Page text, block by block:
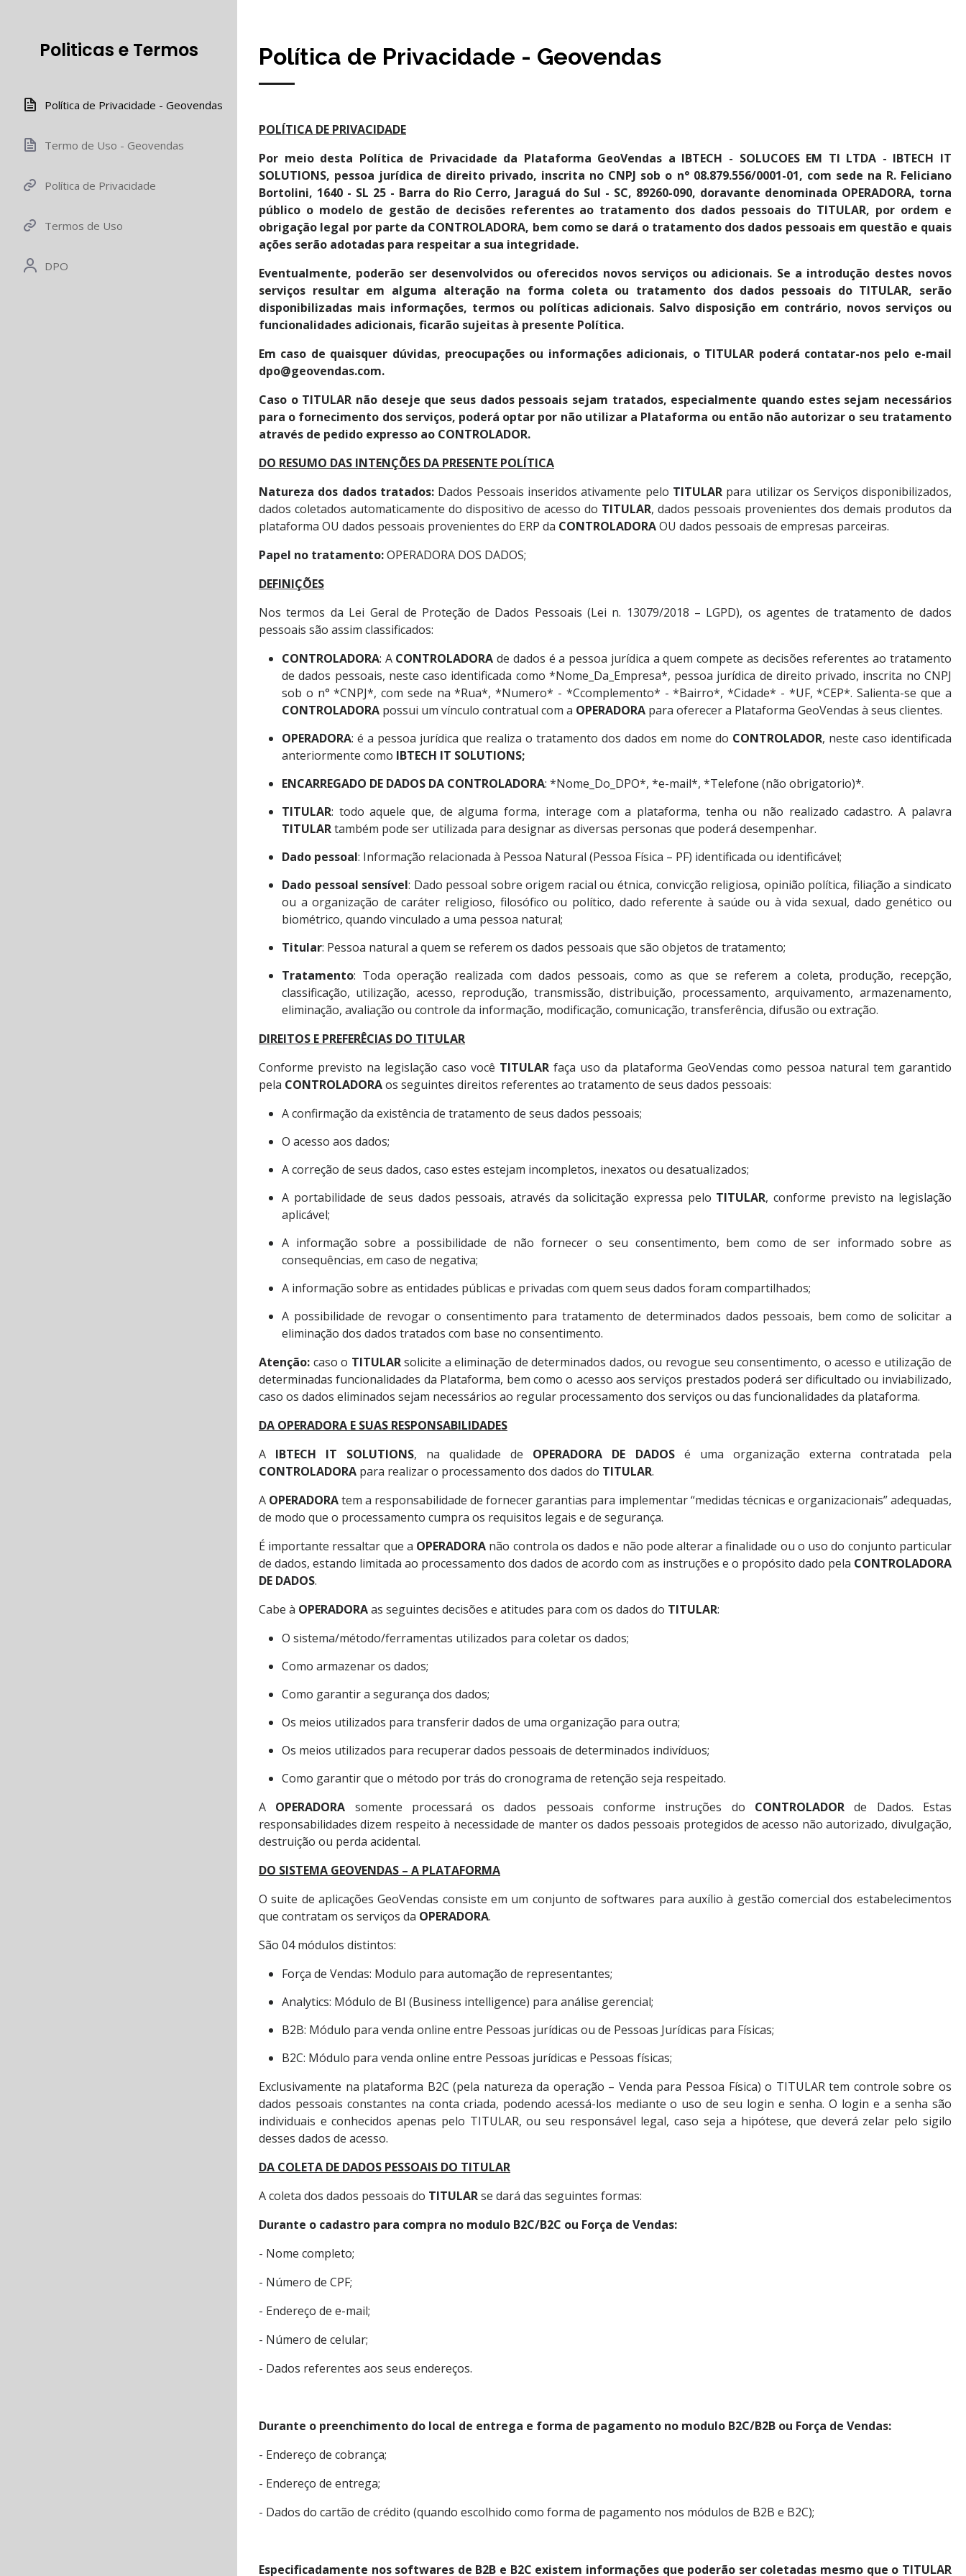
Politicas e Termos
Política de Privacidade - Geovendas
Termo de Uso - Geovendas
Política de Privacidade
Termos de Uso
DPO
Política de Privacidade - Geovendas
POLÍTICA DE PRIVACIDADE
Por meio desta Política de Privacidade da Plataforma GeoVendas a IBTECH - SOLUCOES EM TI LTDA - IBTECH IT
SOLUTIONS, pessoa jurídica de direito privado, inscrita no CNPJ sob o n° 08.879.556/0001-01, com sede na R. Feliciano
Bortolini, 1640 - SL 25 - Barra do Rio Cerro, Jaraguá do Sul - SC, 89260-090, doravante denominada OPERADORA, torna
público o modelo de gestão de decisões referentes ao tratamento dos dados pessoais do TITULAR, por ordem e
obrigação legal por parte da CONTROLADORA, bem como se dará o tratamento dos dados pessoais em questão e quais
ações serão adotadas para respeitar a sua integridade.
Eventualmente, poderão ser desenvolvidos ou oferecidos novos serviços ou adicionais. Se a introdução destes novos
serviços resultar em alguma alteração na forma coleta ou tratamento dos dados pessoais do TITULAR, serão
disponibilizadas mais informações, termos ou políticas adicionais. Salvo disposição em contrário, novos serviços ou
funcionalidades adicionais, ficarão sujeitas à presente Política.
Em caso de quaisquer dúvidas, preocupações ou informações adicionais, o TITULAR poderá contatar-nos pelo e-mail
dpo@geovendas.com.
Caso o TITULAR não deseje que seus dados pessoais sejam tratados, especialmente quando estes sejam necessários
para o fornecimento dos serviços, poderá optar por não utilizar a Plataforma ou então não autorizar o seu tratamento
através de pedido expresso ao CONTROLADOR.
DO RESUMO DAS INTENÇÕES DA PRESENTE POLÍTICA
Natureza dos dados tratados: Dados Pessoais inseridos ativamente pelo TITULAR para utilizar os Serviços disponibilizados,
dados coletados automaticamente do dispositivo de acesso do TITULAR, dados pessoais provenientes dos demais produtos da
plataforma OU dados pessoais provenientes do ERP da CONTROLADORAOU dados pessoais de empresas parceiras.
Papel no tratamento:OPERADORA DOS DADOS;
DEFINIÇÕES
Nos termos da Lei Geral de Proteção de Dados Pessoais (Lei n. 13079/2018 – LGPD), os agentes de tratamento de dados
pessoais são assim classificados:
CONTROLADORA: A CONTROLADORA de dados é a pessoa jurídica a quem compete as decisões referentes ao tratamento
de dados pessoais, neste caso identificada como *Nome_Da_Empresa*, pessoa jurídica de direito privado, inscrita no CNPJ
sob o n° *CNPJ*, com sede na *Rua*, *Numero* - *Ccomplemento* - *Bairro*, *Cidade* - *UF, *CEP*. Salienta-se que a
CONTROLADORA possui um vínculo contratual com a OPERADORA para oferecer a Plataforma GeoVendas à seus clientes.
OPERADORA: é a pessoa jurídica que realiza o tratamento dos dados em nome do CONTROLADOR, neste caso identificada
anteriormente como IBTECH IT SOLUTIONS;
ENCARREGADO DE DADOS DA CONTROLADORA: *Nome_Do_DPO*, *e-mail*, *Telefone (não obrigatorio)*.
TITULAR: todo aquele que, de alguma forma, interage com a plataforma, tenha ou não realizado cadastro. A palavra
TITULARtambém pode ser utilizada para designar as diversas personas que poderá desempenhar.
Dado pessoal: Informação relacionada à Pessoa Natural (Pessoa Física – PF) identificada ou identificável;
Dado pessoal sensível: Dado pessoal sobre origem racial ou étnica, convicção religiosa, opinião política, filiação a sindicato
ou a organização de caráter religioso, filosófico ou político, dado referente à saúde ou à vida sexual, dado genético ou
biométrico, quando vinculado a uma pessoa natural;
Titular: Pessoa natural a quem se referem os dados pessoais que são objetos de tratamento;
Tratamento: Toda operação realizada com dados pessoais, como as que se referem a coleta, produção, recepção,
classificação, utilização, acesso, reprodução, transmissão, distribuição, processamento, arquivamento, armazenamento,
eliminação, avaliação ou controle da informação, modificação, comunicação, transferência, difusão ou extração.
DIREITOS E PREFERÊCIAS DO TITULAR
Conforme previsto na legislação caso você TITULAR faça uso da plataforma GeoVendas como pessoa natural tem garantido
pela CONTROLADORAos seguintes direitos referentes ao tratamento de seus dados pessoais:
A confirmação da existência de tratamento de seus dados pessoais;
O acesso aos dados;
A correção de seus dados, caso estes estejam incompletos, inexatos ou desatualizados;
A portabilidade de seus dados pessoais, através da solicitação expressa pelo TITULAR, conforme previsto na legislação
aplicável;
A informação sobre a possibilidade de não fornecer o seu consentimento, bem como de ser informado sobre as
consequências, em caso de negativa;
A informação sobre as entidades públicas e privadas com quem seus dados foram compartilhados;
A possibilidade de revogar o consentimento para tratamento de determinados dados pessoais, bem como de solicitar a
eliminação dos dados tratados com base no consentimento.
Atenção: caso o TITULARsolicite a eliminação de determinados dados, ou revogue seu consentimento, o acesso e utilização de
determinadas funcionalidades da Plataforma, bem como o acesso aos serviços prestados poderá ser dificultado ou inviabilizado,
caso os dados eliminados sejam necessários ao regular processamento dos serviços ou das funcionalidades da plataforma.
DA OPERADORA E SUAS RESPONSABILIDADES
A IBTECH IT SOLUTIONS, na qualidade de OPERADORA DE DADOSé uma organização externa contratada pela
CONTROLADORA para realizar o processamento dos dados do TITULAR.
A OPERADORAtem a responsabilidade de fornecer garantias para implementar “medidas técnicas e organizacionais” adequadas,
de modo que o processamento cumpra os requisitos legais e de segurança.
É importante ressaltar que a OPERADORA não controla os dados e não pode alterar a finalidade ou o uso do conjunto particular
de dados, estando limitada ao processamento dos dados de acordo com as instruções e o propósito dado pela CONTROLADORA
DE DADOS.
Cabe à OPERADORAas seguintes decisões e atitudes para com os dados do TITULAR:
O sistema/método/ferramentas utilizados para coletar os dados;
Como armazenar os dados;
Como garantir a segurança dos dados;
Os meios utilizados para transferir dados de uma organização para outra;
Os meios utilizados para recuperar dados pessoais de determinados indivíduos;
Como garantir que o método por trás do cronograma de retenção seja respeitado.
A OPERADORA somente processará os dados pessoais conforme instruções do CONTROLADORde Dados. Estas
responsabilidades dizem respeito à necessidade de manter os dados pessoais protegidos de acesso não autorizado, divulgação,
destruição ou perda acidental.
DO SISTEMA GEOVENDAS – A PLATAFORMA
O suite de aplicações GeoVendas consiste em um conjunto de softwares para auxílio à gestão comercial dos estabelecimentos
que contratam os serviços da OPERADORA.
São 04 módulos distintos:
Força de Vendas: Modulo para automação de representantes;
Analytics: Módulo de BI (Business intelligence) para análise gerencial;
B2B: Módulo para venda online entre Pessoas jurídicas ou de Pessoas Jurídicas para Físicas;
B2C: Módulo para venda online entre Pessoas jurídicas e Pessoas físicas;
Exclusivamente na plataforma B2C (pela natureza da operação – Venda para Pessoa Física) o TITULAR tem controle sobre os
dados pessoais constantes na conta criada, podendo acessá-los mediante o uso de seu login e senha. O login e a senha são
individuais e conhecidos apenas pelo TITULAR, ou seu responsável legal, caso seja a hipótese, que deverá zelar pelo sigilo
desses dados de acesso.
DA COLETA DE DADOS PESSOAIS DO TITULAR
A coleta dos dados pessoais do TITULARse dará das seguintes formas:
Durante o cadastro para compra no modulo B2C/B2C ou Força de Vendas:
- Nome completo;
- Número de CPF;
- Endereço de e-mail;
- Número de celular;
- Dados referentes aos seus endereços.
Durante o preenchimento do local de entrega e forma de pagamento no modulo B2C/B2B ou Força de Vendas:
- Endereço de cobrança;
- Endereço de entrega;
- Dados do cartão de crédito (quando escolhido como forma de pagamento nos módulos de B2B e B2C);
Especificadamente nos softwares de B2B e B2C existem informações que poderão ser coletadas mesmo que o TITULAR